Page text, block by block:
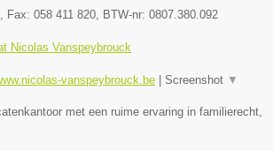
, Fax: 058 411 820, BTW-nr: 0807.380.092
Nicolas Vanspeybrouck
vanspeybrouck.be Screenshot ▼
met een ruime ervaring in familierecht,